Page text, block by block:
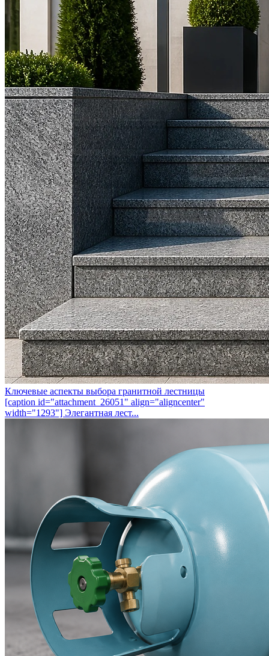
Ключевые аспекты выбора гранитной лестницы
[caption id="attachment_26051" align="aligncenter"
width="1293"] Элегантная лест...